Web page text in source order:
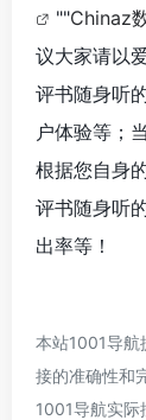
""Chinaz
议大家请以
评书随身听
户体验等；
根据您自身
评书随身听
出率等！
本站1001导航
接的准确性和
1001导航实